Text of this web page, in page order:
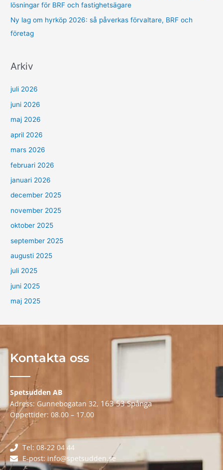
lösningar för BRF och fastighetsägare
Ny lag om hyrköp 2026: så påverkas förvaltare, BRF och
företag
Arkiv
juli 2026
juni 2026
maj 2026
april 2026
mars 2026
februari 2026
januari 2026
december 2025
november 2025
oktober 2025
september 2025
augusti 2025
juli 2025
juni 2025
maj 2025
Kontakta oss
Spetsudden AB
Adress: Gunnebogatan 32, 163 53 Spånga
Öppettider: 08.00 – 17.00
Tel: 08-22 04 44
E-post: info@spetsudden.se